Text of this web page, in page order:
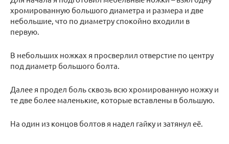
хромированную большого диаметра и размера и две
небольшие, что по диаметру спокойно входили в
первую.
В небольших ножках я просверлил отверстие по центру
под диаметр большого болта.
Далее я продел боль сквозь всю хромированную ножку и
те две более маленькие, которые вставлены в большую.
На один из концов болтов я надел гайку и затянул её.